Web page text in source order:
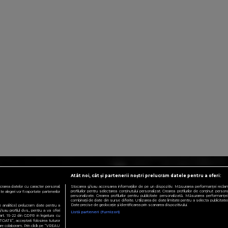
datelor cu caracter personal.
alegeri vor fi raportate partenerilor
prelucram date pentru a
profilul dvs., pentru a va oferi
15-22 din GDPR in legatura cu
TOATE”, acceptati folosirea tuturor
colaboram. Prin click pe “VREAU
Atât noi, cât și partenerii noștri prelucrăm datele pentru a oferi:
Stocarea și/sau accesarea informațiilor de pe un dispozitiv. Măsurarea performanței
profilurilor pentru selectarea conținutului personalizat. Crearea profilurilor de conținut
personalizate. Crearea profilurilor pentru publicitate personalizată. Măsurarea
combinații de date din surse diferite. Utilizarea de date limitate pentru a selecta
Date precise de geolocație și identificarea prin scanarea dispozitivului.
Listă parteneri (furnizori)